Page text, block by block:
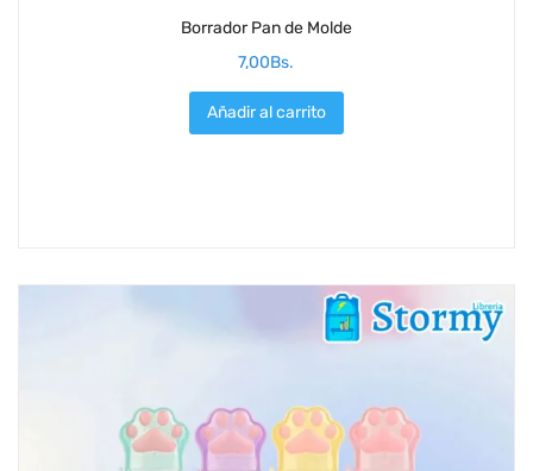
Borrador Pan de Molde
7,00Bs.
Añadir al carrito